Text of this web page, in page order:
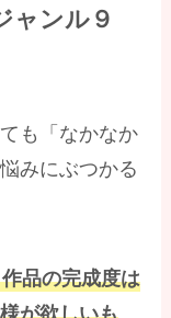
ャンル９
も「なかなか
みにぶつかる
品の完成度は
が欲しいも